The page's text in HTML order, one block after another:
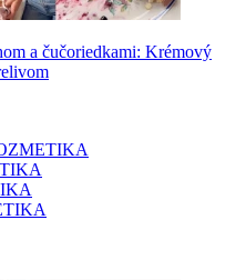
a čučoriedkami: Krémový